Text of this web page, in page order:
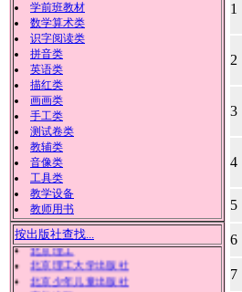
学前班教材
数学算术类
识字阅读类
拼音类
英语类
描红类
画画类
手工类
测试卷类
教辅类
音像类
工具类
教学设备
教师用书
按出版社查找...
安徽美术出版社
北方妇女儿童出版社
北京教育
北京理工
北京理工大学出版社
北京少年儿童出版社
1
2
3
4
5
6
7